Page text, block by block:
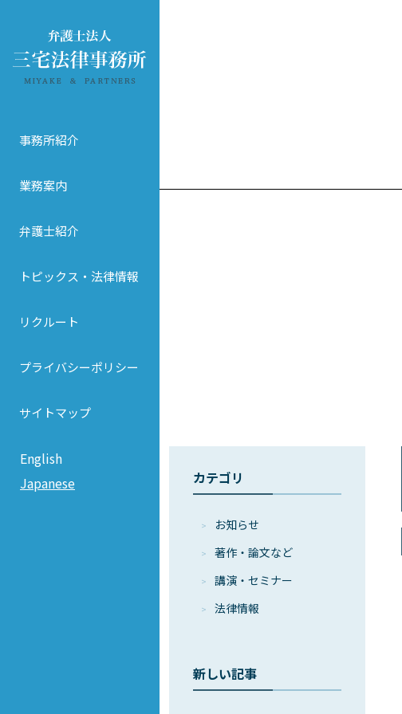
事務所紹介
業務案内
弁護士紹介
トピックス・法律情報
リクルート
プライバシーポリシー
サイトマップ
English
Japanese
カテゴリ
お知らせ
著作・論⽂など
講演・セミナー
法律情報
新しい記事